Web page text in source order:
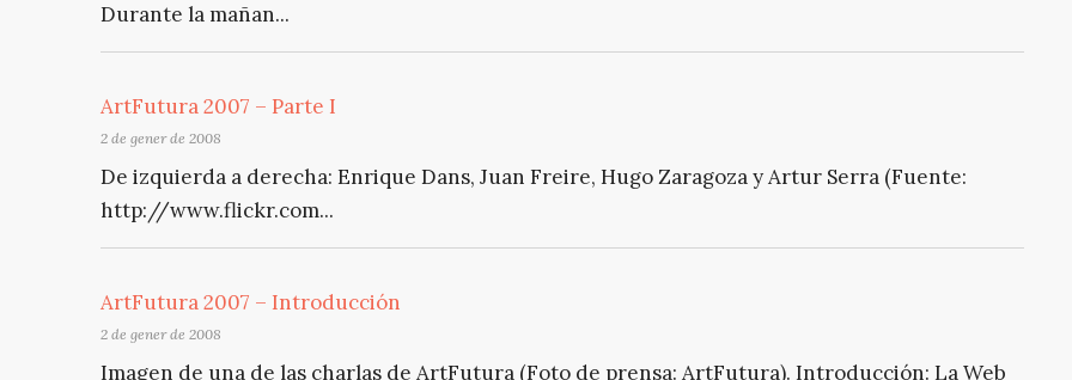
Durante la mañan...
ArtFutura 2007 – Parte I
2 de gener de 2008
De izquierda a derecha: Enrique Dans, Juan Freire, Hugo Zaragoza y Artur Serra (Fuente:
http://www.flickr.com...
ArtFutura 2007 – Introducción
2 de gener de 2008
Imagen de una de las charlas de ArtFutura (Foto de prensa: ArtFutura). Introducción: La Web